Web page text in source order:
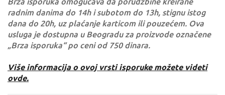
radnim danima do 14h i subotom do 13h, stignu istog
dana do 20h, uz plaćanje karticom ili pouzećem. Ova
usluga je dostupna u Beogradu za proizvode označene
„Brza isporuka“ po ceni od 750 dinara.
Više informacija o ovoj vrsti isporuke možete videti
ovde.